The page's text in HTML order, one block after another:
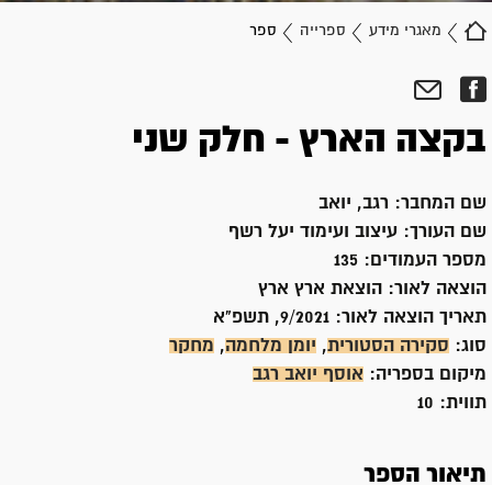
מאגרי מידע ספרייה ספר
בקצה הארץ - חלק שני
שם המחבר: רגב, יואב
שם העורך: עיצוב ועימוד יעל רשף
מספר העמודים: 135
הוצאה לאור:
הוצאת ארץ ארץ
תאריך הוצאה לאור:
סוג: סקירה הסטורית, יומן מלחמה, מחקר
מיקום בספריה: אוסף יואב רגב
תווית: 10
תיאור הספר